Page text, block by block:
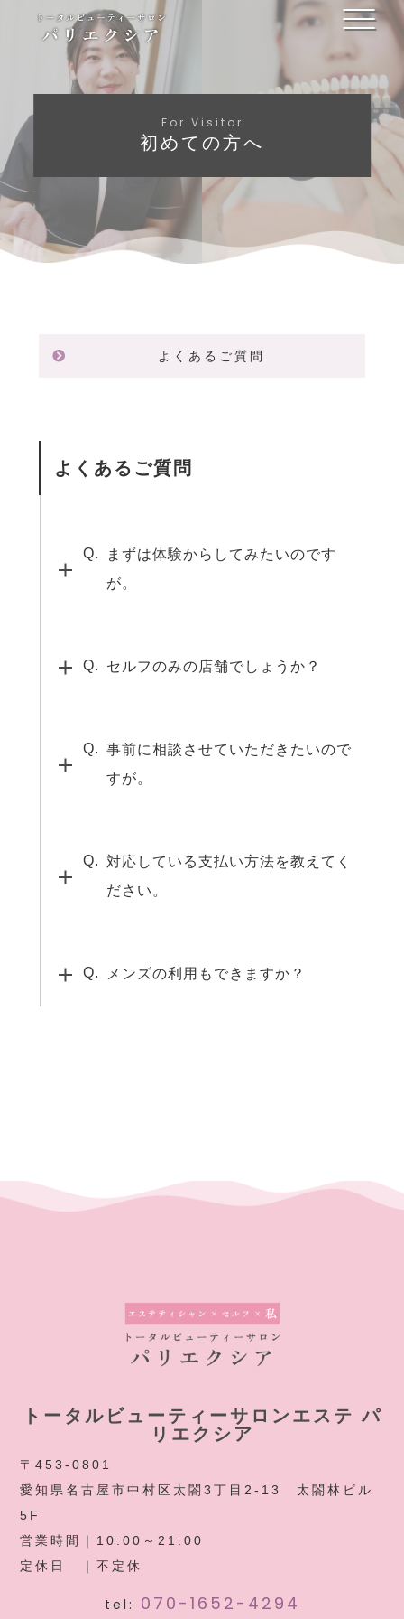
For Visitor
初めての方へ
よくあるご質問
よくあるご質問
まずは体験からしてみたいのです
が。
セルフのみの店舗でしょうか？
事前に相談させていただきたいので
すが。
対応している支払い方法を教えてく
ださい。
メンズの利用もできますか？
トータルビューティーサロンエステ パ
リエクシア
〒453-0801
愛知県名古屋市中村区太閤3丁目2-13 太閤林ビル
5F
営業時間｜10:00～21:00
定休日 ｜不定休
tel: 070-1652-4294